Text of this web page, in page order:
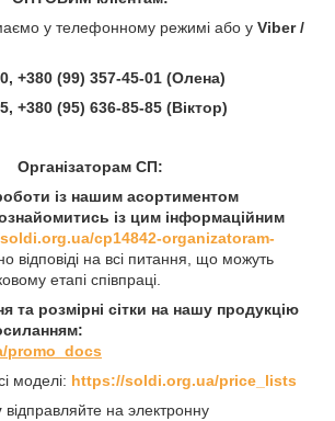
у телефонному режимі або у Viber /
+380 (99) 357-45-01 (Олена)
+380 (95) 636-85-85 (Віктор)
Організаторам СП:
із нашим асортиментом
із цим інформаційним
cp14842-organizatoram-
відповіді на всі питання, що можуть
етапі співпраці.
та розмірні сітки на нашу продукцію
promo_docs
моделі: https://soldi.org.ua/price_lists
відправляйте на электронну